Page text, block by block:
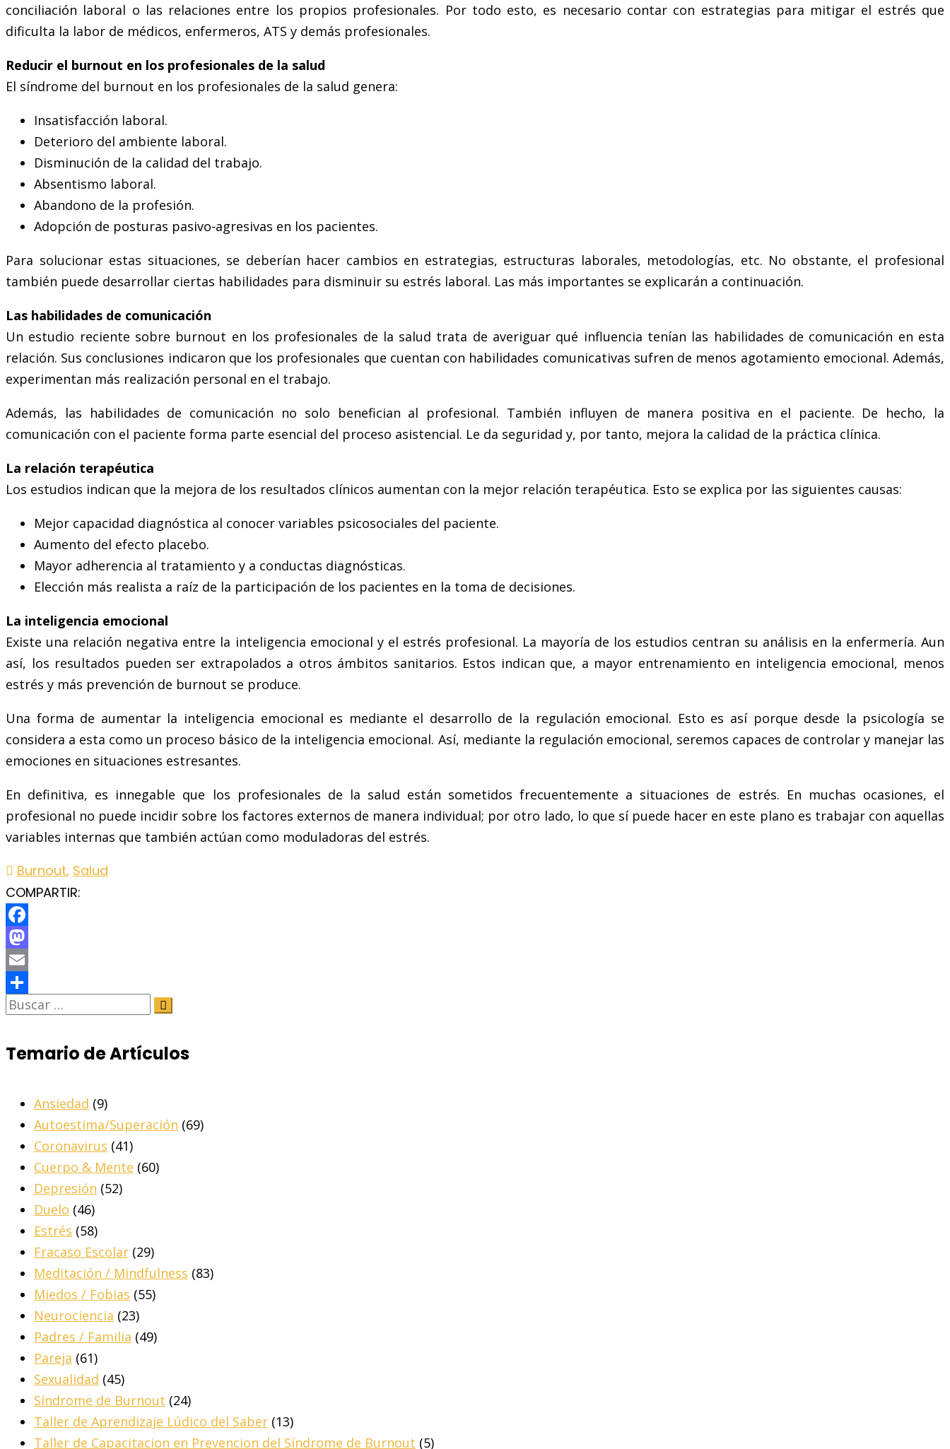
conciliación laboral o las relaciones entre los propios profesionales. Por todo esto, es necesario contar con estrategias para mitigar el estrés que
dificulta la labor de médicos, enfermeros, ATS y demás profesionales.
Reducir el burnout en los profesionales de la salud
El síndrome del burnout en los profesionales de la salud genera:
Insatisfacción laboral.
Deterioro del ambiente laboral.
Disminución de la calidad del trabajo.
Absentismo laboral.
Abandono de la profesión.
Adopción de posturas pasivo-agresivas en los pacientes.
Para solucionar estas situaciones, se deberían hacer cambios en estrategias, estructuras laborales, metodologías, etc. No obstante, el profesional
también puede desarrollar ciertas habilidades para disminuir su estrés laboral. Las más importantes se explicarán a continuación.
Las habilidades de comunicación
Un estudio reciente sobre burnout en los profesionales de la salud trata de averiguar qué influencia tenían las habilidades de comunicación en esta
relación. Sus conclusiones indicaron que los profesionales que cuentan con habilidades comunicativas sufren de menos agotamiento emocional. Además,
experimentan más realización personal en el trabajo.
Además, las habilidades de comunicación no solo benefician al profesional. También influyen de manera positiva en el paciente. De hecho, la
comunicación con el paciente forma parte esencial del proceso asistencial. Le da seguridad y, por tanto, mejora la calidad de la práctica clínica.
La relación terapéutica
Los estudios indican que la mejora de los resultados clínicos aumentan con la mejor relación terapéutica. Esto se explica por las siguientes causas:
Mejor capacidad diagnóstica al conocer variables psicosociales del paciente.
Aumento del efecto placebo.
Mayor adherencia al tratamiento y a conductas diagnósticas.
Elección más realista a raíz de la participación de los pacientes en la toma de decisiones.
La inteligencia emocional
Existe una relación negativa entre la inteligencia emocional y el estrés profesional. La mayoría de los estudios centran su análisis en la enfermería. Aun
así, los resultados pueden ser extrapolados a otros ámbitos sanitarios. Estos indican que, a mayor entrenamiento en inteligencia emocional, menos
estrés y más prevención de burnout se produce.
Una forma de aumentar la inteligencia emocional es mediante el desarrollo de la regulación emocional. Esto es así porque desde la psicología se
considera a esta como un proceso básico de la inteligencia emocional. Así, mediante la regulación emocional, seremos capaces de controlar y manejar las
emociones en situaciones estresantes.
En definitiva, es innegable que los profesionales de la salud están sometidos frecuentemente a situaciones de estrés. En muchas ocasiones, el
profesional no puede incidir sobre los factores externos de manera individual; por otro lado, lo que sí puede hacer en este plano es trabajar con aquellas
variables internas que también actúan como moduladoras del estrés.
Burnout, Salud
COMPARTIR:
Facebook
Mastodon
Email
Share
Temario de Artículos
Ansiedad (9)
Autoestima/Superación (69)
Coronavirus (41)
Cuerpo & Mente (60)
Depresión (52)
Duelo (46)
Estrés (58)
Fracaso Escolar (29)
Meditación / Mindfulness (83)
Miedos / Fobias (55)
Neurociencia (23)
Padres / Familia (49)
Pareja (61)
Sexualidad (45)
Síndrome de Burnout (24)
Taller de Aprendizaje Lúdico del Saber (13)
Taller de Capacitacion en Prevencion del Síndrome de Burnout (5)